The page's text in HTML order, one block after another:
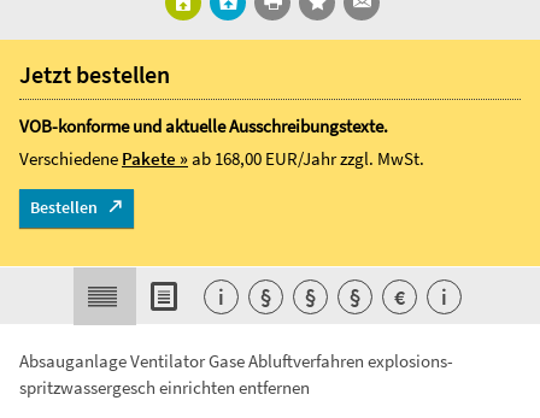
Absauganlage Ventilator Gase Abluftverfahren explosions-
spritzwassergesch einrichten entfernen
Jetzt bestellen
VOB-konforme und aktuelle Ausschreibungstexte.
Verschiedene Pakete »ab 168,00 EUR/Jahrzzgl. MwSt.
Bestellen
i § § § € i